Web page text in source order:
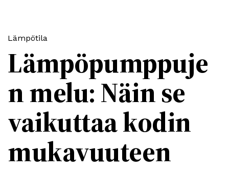
Lämpöpumppuje
n melu: Näin se
vaikuttaa kodin
mukavuuteen
Lämpötila